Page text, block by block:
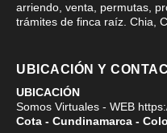
arriendo, venta, permutas,
trámites de finca raíz. Chia,
UBICACIÓN Y
UBICACIÓN
Somos Virtuales - WEB
Cota - Cundinamarca -